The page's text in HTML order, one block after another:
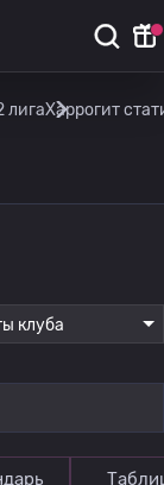
лигаХаррогит
клуба